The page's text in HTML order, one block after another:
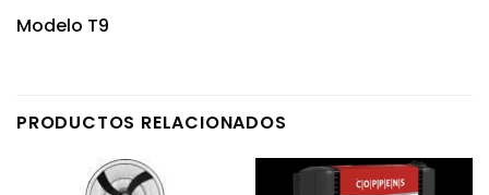
Modelo T9
PRODUCTOS RELACIONADOS